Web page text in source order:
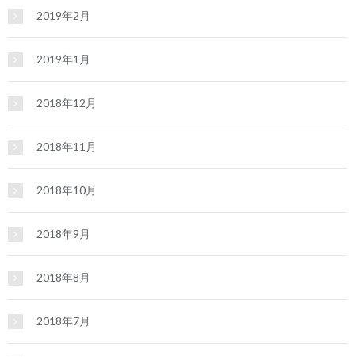
2019年2月
2019年1月
2018年12月
2018年11月
2018年10月
2018年9月
2018年8月
2018年7月